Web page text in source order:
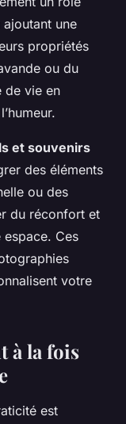
ajoutant une
propriétés
ou du
de vie en
et souvenirs
des éléments
ou des
du réconfort et
Ces
votre
à la fois
est